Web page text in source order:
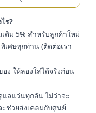
ร?
ติม 5% สำหรับลูกค้าใหม่
เศษทุกท่าน (ติดต่อเรา
ง ให้ลองใส่ได้จริงก่อน
แลแว่นทุกอัน ไม่ว่าจะ
ะช่วยส่งเคลมกับศูนย์